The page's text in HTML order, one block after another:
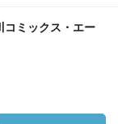
コミックス・エー